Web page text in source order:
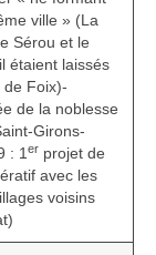
ville » (La
Sérou et le
étaient laissés
de Foix)-
de la noblesse
Girons-
: 1 er projet de
avec les
voisins